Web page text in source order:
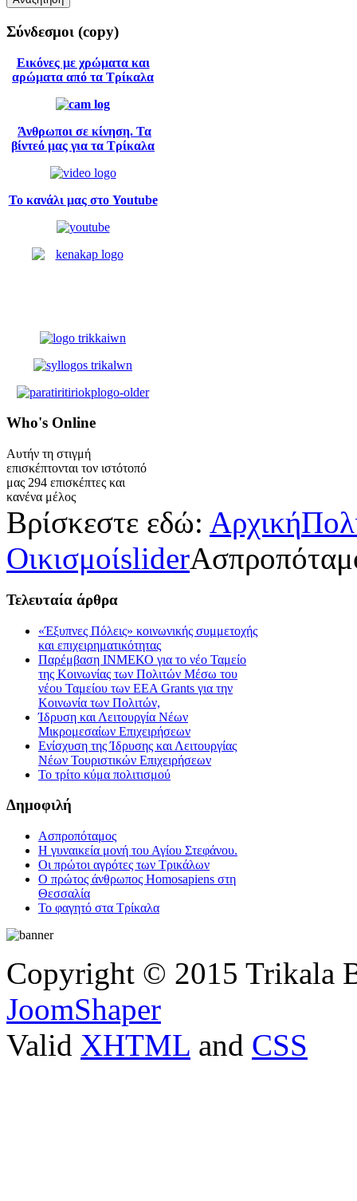
Σύνδεσμοι (copy)
Εικόνες με χρώματα και
αρώματα από τα Τρίκαλα
Άνθρωποι σε κίνηση. Τα
βίντεό μας για τα Τρίκαλα
Το κανάλι μας στο Youtube
Who's Online
Αυτήν τη στιγμή
επισκέπτονται τον ιστότοπό
μας 294 επισκέπτες και
κανένα μέλος
Βρίσκεστε εδώ: Αρχική
Οικισμοίslider
Τελευταία άρθρα
«Έξυπνες Πόλεις» κοινωνικής συμμετοχής
και επιχειρηματικότητας
Παρέμβαση ΙΝΜΕΚΟ για το νέο Ταμείο
της Κοινωνίας των Πολιτών Μέσω του
νέου Ταμείου των ΕΕΑ Grants για την
Κοινωνία των Πολιτών,
Ίδρυση και Λειτουργία Νέων
Μικρομεσαίων Επιχειρήσεων
Ενίσχυση της Ίδρυσης και Λειτουργίας
Νέων Τουριστικών Επιχειρήσεων
Το τρίτο κύμα πολιτισμού
Δημοφιλή
Ασπροπόταμος
Η γυναικεία μονή του Αγίου Στεφάνου.
Οι πρώτοι αγρότες των Τρικάλων
Ο πρώτος άνθρωπος Homosapiens στη
Θεσσαλία
Το φαγητό στα Τρίκαλα
Copyright © 2015 Trikala
JoomShaper
Valid XHTML and CSS